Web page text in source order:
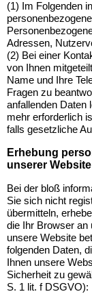
(1) Im Folgenden
Adressen,
(2) Bei einer
von Ihnen
Name und Ihre
Fragen zu
anfallenden Daten
mehr erforderlich
falls gesetzliche
Erhebung
unserer Website
Bei der bloß
Sie sich nicht
übermitteln,
die Ihr Browser an
unsere Website
folgenden Daten,
Ihnen unsere
Sicherheit zu
S. 1 lit. f DSGVO):